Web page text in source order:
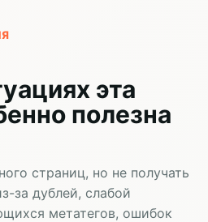
эта
полезна
страниц, но не получать
за дублей, слабой
метатегов, ошибок